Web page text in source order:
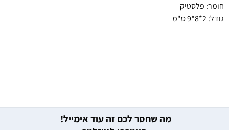
חומר: פלסטיק
גודל: 2*8*9 ס"מ
מה שחסר לכם זה עוד אימייל!